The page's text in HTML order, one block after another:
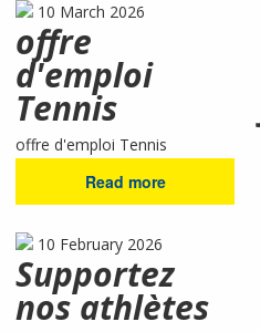
10 March 2026
offre
d'emploi
Tennis
offre d'emploi Tennis
Read more
10 February 2026
Supportez
nos athlètes